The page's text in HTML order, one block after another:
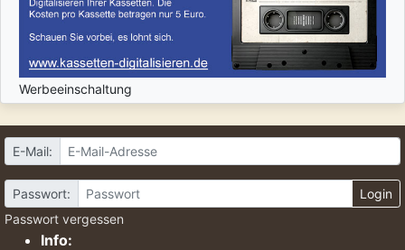
Werbeeinschaltung
E-Mail:
Passwort:
Login
Passwort vergessen
Info: